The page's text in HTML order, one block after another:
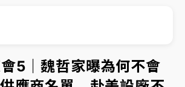
？大摩估去槓桿完成逾半 波動率降
新北！通報109件災情 侯友宜揭這類災
5｜魏哲家曝為何不會